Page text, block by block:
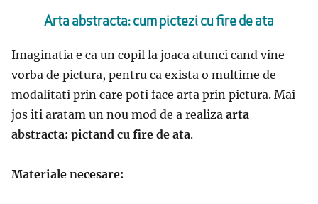
Arta abstracta: cum pictezi cu fire de ata
Imaginatia e ca un copil la joaca atunci cand vine
vorba de pictura, pentru ca exista o multime de
modalitati prin care poti face arta prin pictura. Mai
jos iti aratam un nou mod de a realiza arta
abstracta: pictand cu fire de ata.
Materiale necesare: